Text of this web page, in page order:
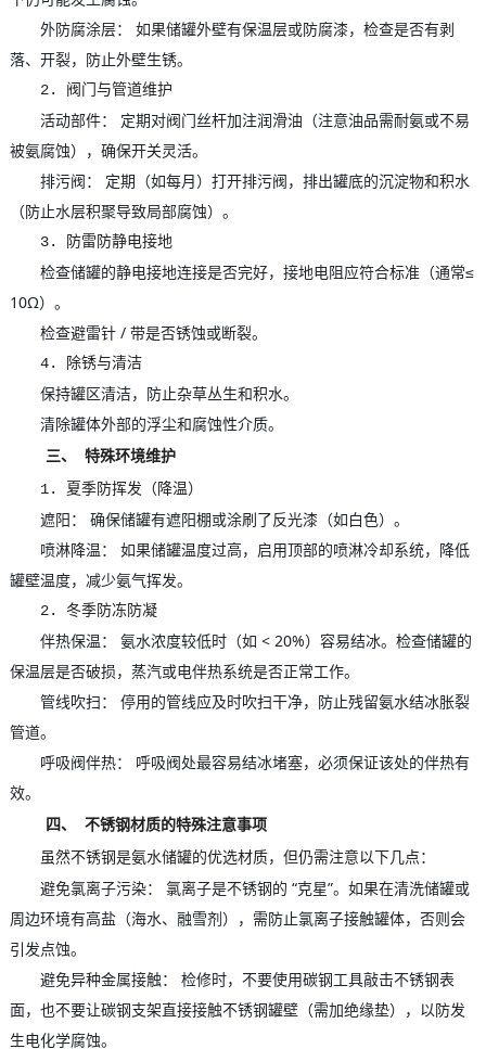
外防腐涂层： 如果储罐外壁有保温层或防腐漆，检查是否有剥
落、开裂，防止外壁生锈。
2. 阀门与管道维护
活动部件： 定期对阀门丝杆加注润滑油（注意油品需耐氨或不易
被氨腐蚀），确保开关灵活。
排污阀： 定期（如每月）打开排污阀，排出罐底的沉淀物和积水
（防止水层积聚导致局部腐蚀）。
3. 防雷防静电接地
检查储罐的静电接地连接是否完好，接地电阻应符合标准（通常≤
10Ω）。
检查避雷针 / 带是否锈蚀或断裂。
4. 除锈与清洁
保持罐区清洁，防止杂草丛生和积水。
清除罐体外部的浮尘和腐蚀性介质。
三、 特殊环境维护
1. 夏季防挥发（降温）
遮阳： 确保储罐有遮阳棚或涂刷了反光漆（如白色）。
喷淋降温： 如果储罐温度过高，启用顶部的喷淋冷却系统，降低
罐壁温度，减少氨气挥发。
2. 冬季防冻防凝
伴热保温： 氨水浓度较低时（如 < 20%）容易结冰。检查储罐的
保温层是否破损，蒸汽或电伴热系统是否正常工作。
管线吹扫： 停用的管线应及时吹扫干净，防止残留氨水结冰胀裂
管道。
呼吸阀伴热： 呼吸阀处最容易结冰堵塞，必须保证该处的伴热有
效。
四、 不锈钢材质的特殊注意事项
虽然不锈钢是氨水储罐的优选材质，但仍需注意以下几点：
避免氯离子污染： 氯离子是不锈钢的 “克星”。如果在清洗储罐或
周边环境有高盐（海水、融雪剂），需防止氯离子接触罐体，否则会
引发点蚀。
避免异种金属接触： 检修时，不要使用碳钢工具敲击不锈钢表
面，也不要让碳钢支架直接接触不锈钢罐壁（需加绝缘垫），以防发
生电化学腐蚀。